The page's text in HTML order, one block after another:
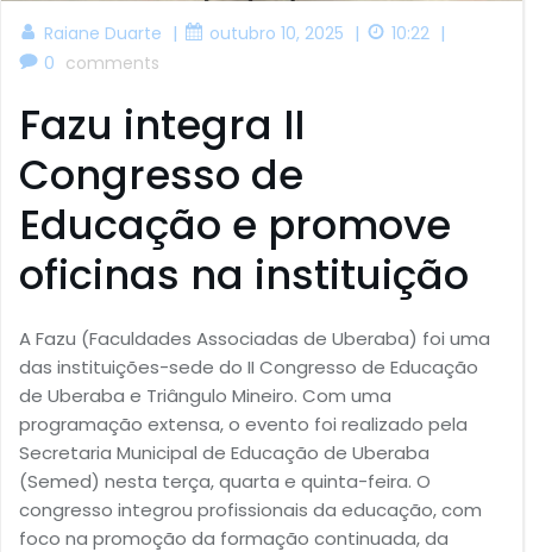
Raiane Duarte | outubro 10, 2025 | 10:22 |
0 comments
Fazu integra II
Congresso de
Educação e promove
oficinas na instituição
A Fazu (Faculdades Associadas de Uberaba) foi uma
das instituições-sede do II Congresso de Educação
de Uberaba e Triângulo Mineiro. Com uma
programação extensa, o evento foi realizado pela
Secretaria Municipal de Educação de Uberaba
(Semed) nesta terça, quarta e quinta-feira. O
congresso integrou profissionais da educação, com
foco na promoção da formação continuada, da